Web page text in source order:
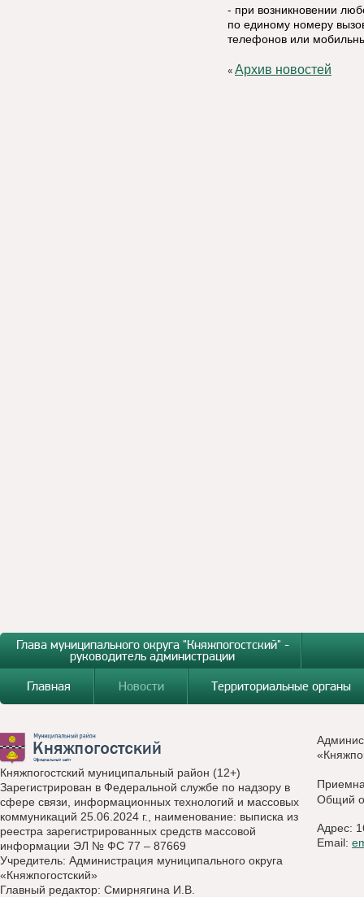
- при возникновении
по единому номеру
телефонов или
«Архив новостей
Глава муниципального округа "Княжпогостский" -
руководитель администрации
Главная
Новости Территориальные органы
Княжпогостский муниципальный район (12+)
Зарегистрирован в Федеральной службе по надзору в
сфере связи, информационных технологий и массовых
коммуникаций 25.06.2024 г., наименование: выписка из
реестра зарегистрированных средств массовой
информации ЭЛ № ФС 77 – 87669
Учредитель: Администрация муниципального округа
«Княжпогостский»
Главный редактор: Смирнягина И.В.
Общий
Адрес:
Email: